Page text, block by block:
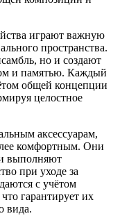
играют важную
пространства.
но и создают
и памятью. Каждый
общей концепции
целостное
аксессуарам,
комфортным. Они
выполняют
при уходе за
с учётом
гарантирует их
вида.